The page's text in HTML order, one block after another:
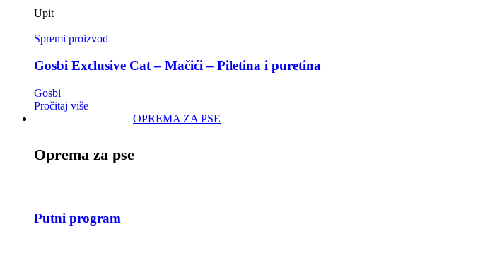
Upit
Spremi proizvod
Gosbi Exclusive Cat – Mačići – Piletina i puretina
Gosbi
Pročitaj više
OPREMA ZA PSE
Oprema za pse
Putni program